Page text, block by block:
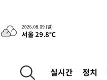
2026.08.09 (일)
서울 29.8℃
실시간 정치
-12824초 전 >
“美 이란전 무기 소